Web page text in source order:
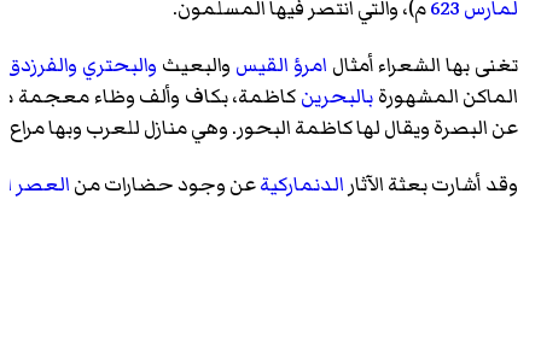
لمارس623م)، والتي انتصر فيها المسلمون.
تغنى بها الشعراء أمثال امرؤ القيس والبعيث والبحتري والفرزدق
الماكن المشهورةبالبحرينكاظمة، بكاف وألف وظاء معجمة
عن البصرة ويقال لها كاظمة البحور. وهي منازل للعرب وبها مراع
وقد أشارت بعثة الآثارالدنماركيةعن وجود حضارات منالعصر